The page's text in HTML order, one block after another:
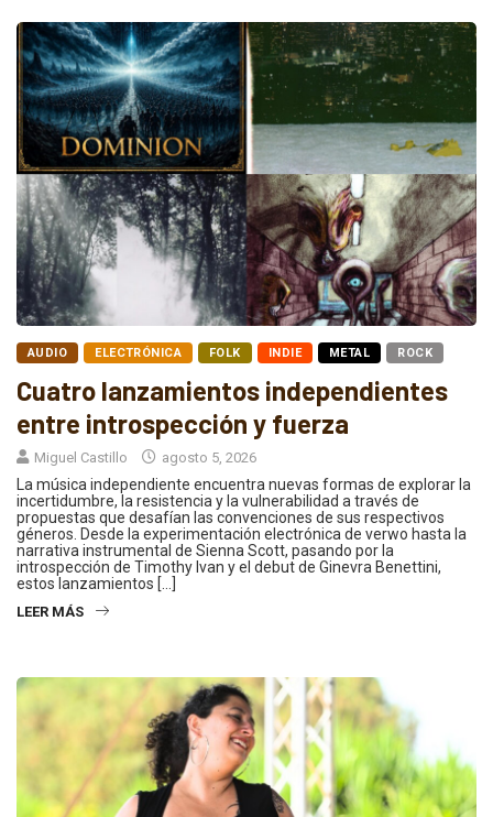
AUDIO ELECTRÓNICA FOLK INDIE METAL ROCK
Cuatro lanzamientos independientes
entre introspección y fuerza
Miguel Castillo agosto 5, 2026
La música independiente encuentra nuevas formas de explorar la
incertidumbre, la resistencia y la vulnerabilidad a través de
propuestas que desafían las convenciones de sus respectivos
géneros. Desde la experimentación electrónica de verwo hasta la
narrativa instrumental de Sienna Scott, pasando por la
introspección de Timothy Ivan y el debut de Ginevra Benettini,
estos lanzamientos […]
LEER MÁS